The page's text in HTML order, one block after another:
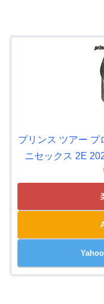
プリンス ツアー プ
ニセックス 2E